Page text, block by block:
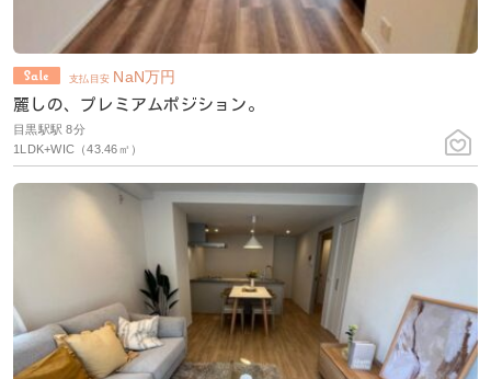
支払目安 NaN万円
麗しの、プレミアムポジション。
目黒駅駅 8分
1LDK+WIC（43.46㎡）